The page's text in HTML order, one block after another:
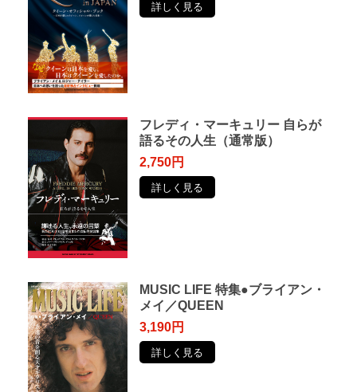
詳しく見る
フレディ・マーキュリー ⾃らが
語るその⼈⽣（通常版）
2,750円
詳しく見る
MUSIC LIFE 特集●ブライアン・
メイ／QUEEN
3,190円
詳しく見る